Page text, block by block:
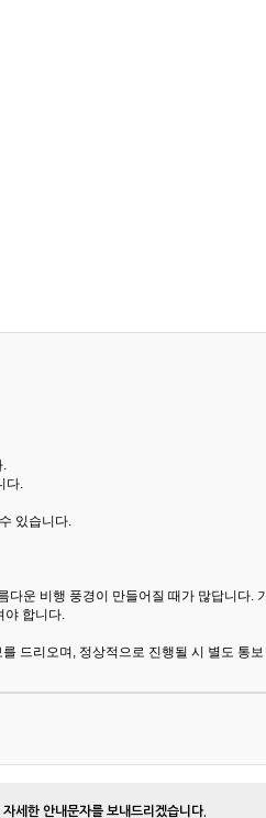
다.
있습니다.
운 비행 풍경이 만들어질 때가 많답니다.
합니다.
드리오며, 정상적으로 진행될 시 별도 통보
세한 안내문자를 보내드리겠습니다.